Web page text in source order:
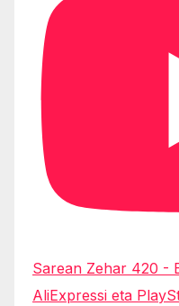
Sarean Zehar 420 -
AliExpressi eta